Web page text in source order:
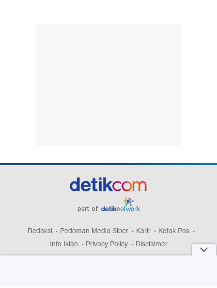
part of
Redaksi Pedoman Media Siber Karir
Kotak Pos
Info Iklan
Privacy Policy Disclaimer